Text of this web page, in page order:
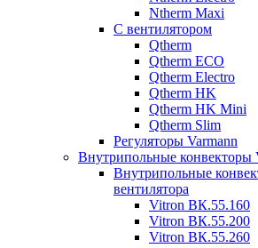
Ntherm Maxi
С вентилятором
Qtherm
Qtherm ECO
Qtherm Electro
Qtherm HK
Qtherm HK Mini
Qtherm Slim
Регуляторы Varmann
Внутрипольные конвекторы
Внутрипольные
вентилятора
Vitron ВК.55.160
Vitron ВК.55.200
Vitron ВК.55.260